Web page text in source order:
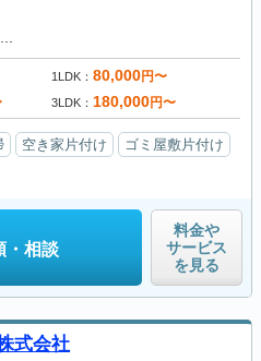
1LDK 80,000円〜
3LDK 180,000円〜
空き家片付け
ゴミ屋敷片付け
・相談
料金や
サービス
を見る
式会社